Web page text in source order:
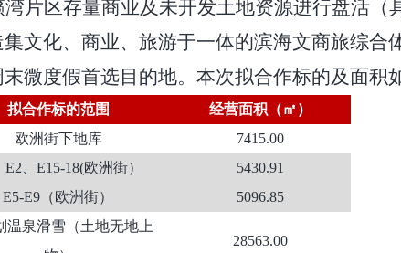
片区存量商业及未开发土地资源进行盘活（
文化、商业、旅游于一体的滨海文商旅综合
微度假首选目的地。本次拟合作标的及面积
拟合作标的范围
经营面积（㎡）
欧洲街下地库
7415.00
E2、E15-18(欧洲街）
5430.91
E5-E9（欧洲街） 5096.85
温泉滑雪（土地无地上
28563.00